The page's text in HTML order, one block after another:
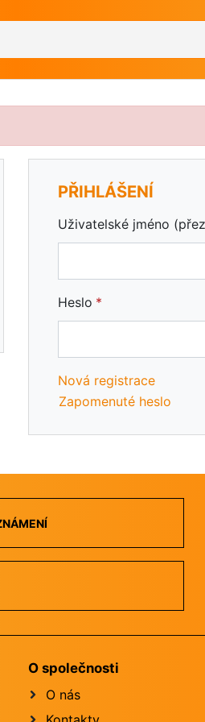
Vyhledávání
PŘIHLÁŠENÍ
Uživatelské jméno
Heslo
Nová registrace
Zapomenuté heslo
O společnosti
O nás